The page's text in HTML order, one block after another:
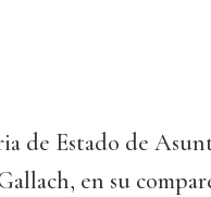
de Estado de
en su